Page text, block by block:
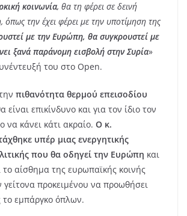
κοινωνία, θα τη φέρει σε δεινή
όπως την έχει φέρει με την υποτίμηση της
με την Ευρώπη, θα συγκρουστεί με
ξανά παράνομη εισβολή στην Συρία»
του στο Open.
πιθανότητα θερμού επεισοδίου
είναι επικίνδυνο και για τον ίδιο τον
να κάνει κάτι ακραίο. Ο κ.
υπέρ μιας ενεργητικής
που θα οδηγεί την Ευρώπη και
το αίσθημα της ευρωπαϊκής κοινής
γείτονα προκειμένου να προωθήσει
το εμπάργκο όπλων.